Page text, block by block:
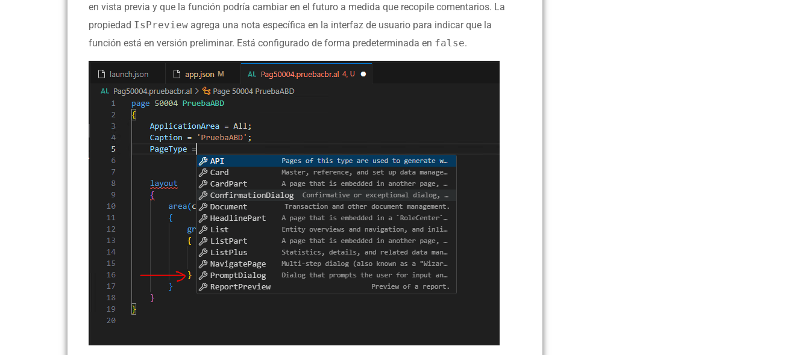
en vista previa y que la función podría cambiar en el futuro a medida que recopile comentarios. La
propiedad IsPreview agrega una nota específica en la interfaz de usuario para indicar que la
función está en versión preliminar. Está configurado de forma predeterminada en false.